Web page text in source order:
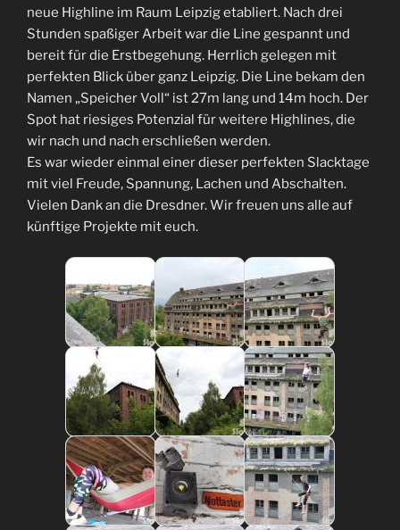
neue Highline im Raum Leipzig etabliert. Nach drei
Stunden spaßiger Arbeit war die Line gespannt und
bereit für die Erstbegehung. Herrlich gelegen mit
perfekten Blick über ganz Leipzig. Die Line bekam den
Namen „Speicher Voll“ ist 27m lang und 14m hoch. Der
Spot hat riesiges Potenzial für weitere Highlines, die
wir nach und nach erschließen werden.
Es war wieder einmal einer dieser perfekten Slacktage
mit viel Freude, Spannung, Lachen und Abschalten.
Vielen Dank an die Dresdner. Wir freuen uns alle auf
künftige Projekte mit euch.